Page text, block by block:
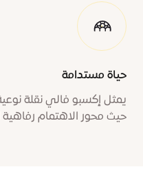
حياة مستدامة
يمثل إكسبو فالي نقلة
حيث محور الاهتمام